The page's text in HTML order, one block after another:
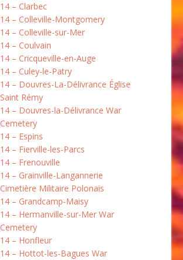
14 – Clarbec
14 – Colleville-Montgomery
14 – Colleville-sur-Mer
14 – Coulvain
14 – Cricqueville-en-Auge
14 – Culey-le-Patry
14 – Douvres-La-Délivrance Église
Saint Rémy
14 – Douvres-la-Délivrance War
Cemetery
14 – Espins
14 – Fierville-les-Parcs
14 – Frenouville
14 – Grainville-Langannerie
Cimetière Militaire Polonais
14 – Grandcamp-Maisy
14 – Hermanville-sur-Mer War
Cemetery
14 – Honfleur
14 – Hottot-les-Bagues War